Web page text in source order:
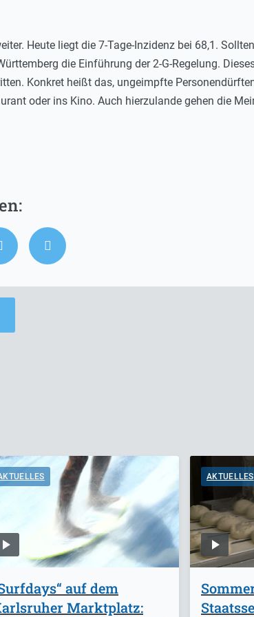
Heute liegt die 7-Tage-Inzidenz bei 68,1.
die Einführung der 2-G-Regelung.
Konkret heißt das, ungeimpfte
oder ins Kino. Auch hierzulande gehen die
auf dem
Marktplatz:
AKTUELLES